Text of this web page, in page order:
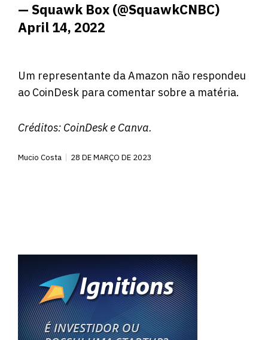
— Squawk Box (@SquawkCNBC)
April 14, 2022
Um representante da Amazon não respondeu
ao CoinDesk para comentar sobre a matéria.
Créditos: CoinDeske Canva.
Mucio Costa 28 DE MARÇO DE 2023